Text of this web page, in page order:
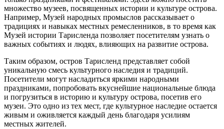
множество музеев, посвященных истории и культуре острова.
Например, Музей народных промыслов рассказывает о
традициях и навыках местных ремесленников, в то время как
Музей истории Тарисленда позволяет посетителям узнать о
важных событиях и людях, влияющих на развитие острова.
Таким образом, остров Тарисленд представляет собой
уникальную смесь культурного наследия и традиций.
Посетители могут насладиться яркими народными
праздниками, попробовать вкуснейшие национальные блюда
и погрузиться в историю и культуру острова, посетив его
музеи. Это одно из тех мест, где культурное наследие остается
живым и оживляется каждый день благодаря усилиям
местных жителей.